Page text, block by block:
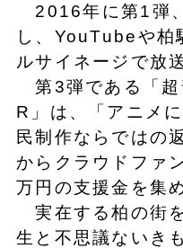
2016年に第1弾
し、YouTubeや柏
ルサイネージで放
第3弾である「超
R」は、「アニメ
民制作ならではの
からクラウドファ
万円の支援金を集
実在する柏の街
生と不思議ないき